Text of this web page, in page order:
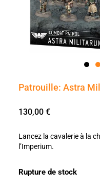
Patrouille: Astra
130,00 €
Lancez la cavalerie à la
l’Imperium.
Rupture de stock